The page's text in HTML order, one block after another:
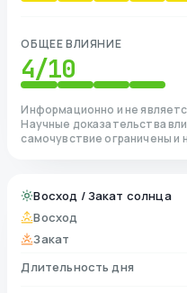
ОБЩЕЕ ВЛИЯНИЕ
4/10
Информационно и не
Научные доказательства
самочувствие ограничены и
Восход / Закат солнца
Восход
Закат
Длительность дня